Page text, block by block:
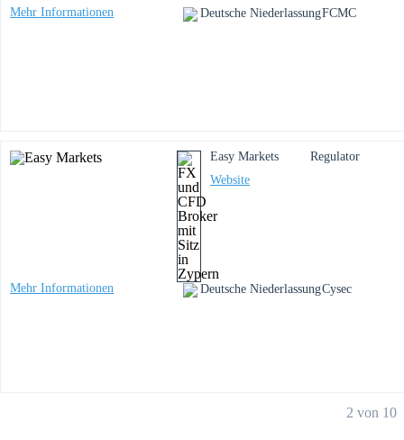
Mehr Informationen Deutsche NiederlassungFCMC
Easy Markets
Website
Regulator
Mehr Informationen Deutsche NiederlassungCysec
2 von 10